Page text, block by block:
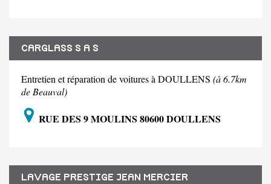
CARGLASS S A S
Entretien et réparation de voitures à DOULLENS (à 6.7km
de Beauval)
RUE DES 9 MOULINS 80600 DOULLENS
LAVAGE PRESTIGE JEAN MERCIER